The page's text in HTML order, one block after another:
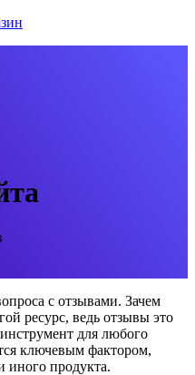
с отзывами. Зачем
ресурс, ведь отзывы это
для любого
ключевым фактором,
иного продукта.